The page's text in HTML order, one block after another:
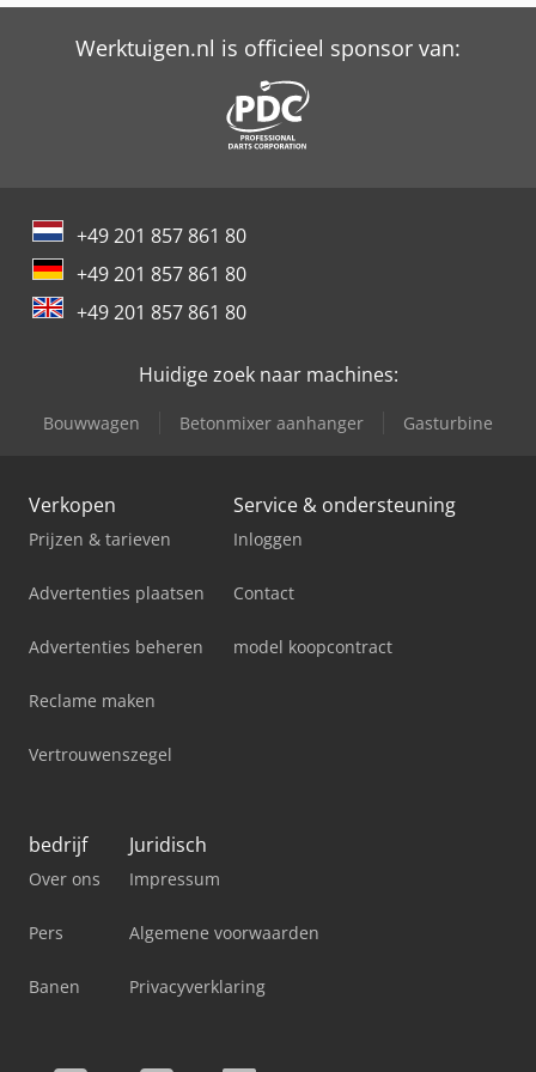
Werktuigen.nl is officieel sponsor van:
+49 201 857 861 80
+49 201 857 861 80
+49 201 857 861 80
Huidige zoek naar machines:
Bouwwagen Betonmixer aanhanger Gasturbine
Verkopen
Prijzen & tarieven
Advertenties plaatsen
Advertenties beheren
Reclame maken
Vertrouwenszegel
Service & ondersteuning
Inloggen
Contact
model koopcontract
bedrijf
Over ons
Pers
Banen
Juridisch
Impressum
Algemene voorwaarden
Privacyverklaring